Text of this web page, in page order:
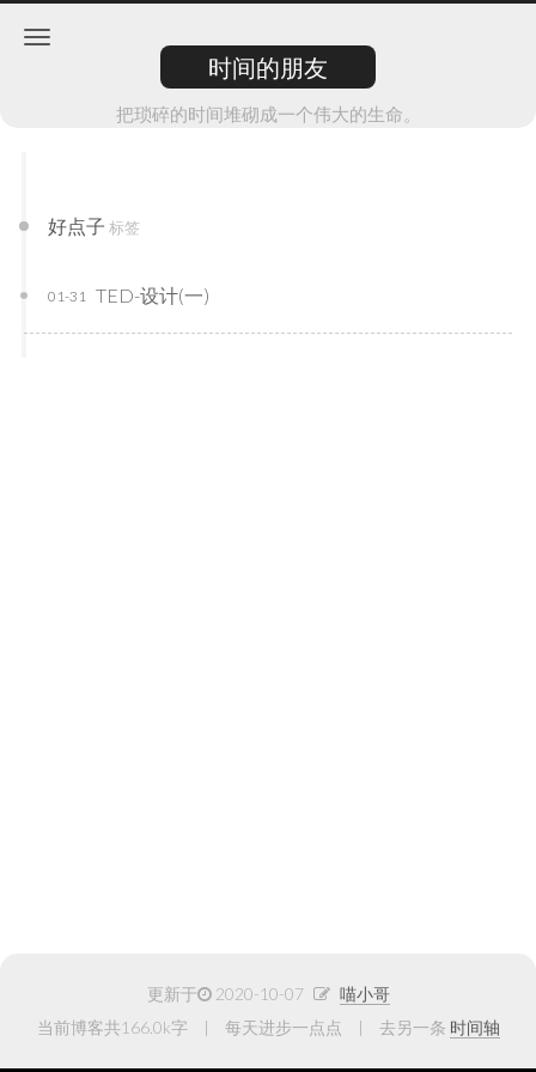
时间的朋友
把琐碎的时间堆砌成一个伟大的生命。
好点子 标签
TED-设计(一)
01-31
更新于 2020-10-07
喵小哥
当前博客共166.0k字
每天进步一点点 去另一条 时间轴